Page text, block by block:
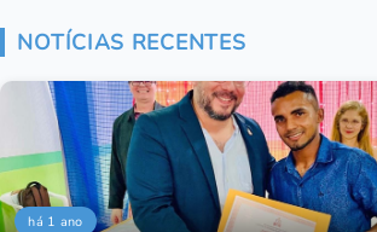
NOTÍCIAS RECENTES
há 1 ano